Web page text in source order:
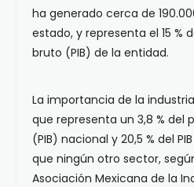
ha generado cerca de
estado, y representa el 15 %
bruto (PIB) de la entidad.
La importancia de la
que representa un 3,8 % del
(PIB) nacional y 20,5 % del
que ningún otro sector,
Asociación Mexicana de la